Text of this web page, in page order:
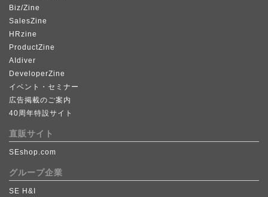
Biz/Zine
SalesZine
HRzine
ProductZine
AIdiver
DeveloperZine
イベント・セミナー
広告掲載のご案内
40周年特設サイト
直販サイト
SEshop.com
グループ企業
SE H&I